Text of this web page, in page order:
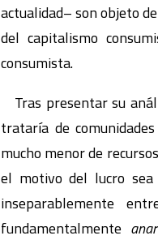
actualidad– son objeto
del capitalismo
consumista.
Tras presentar su
trataría de
mucho menor de
el motivo del lucro sea
inseparablemente
fundamentalmente